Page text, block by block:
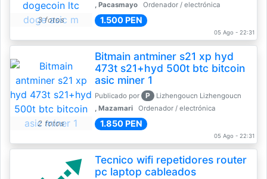
3 fotos
, Pacasmayo
Ordenador / electrónica
1.500 PEN
05 Ago - 22:31
2 fotos
Bitmain antminer s21 xp hyd
473t s21+hyd 500t btc bitcoin
asic miner 1
Publicado por P
Lizhengoucn Lizhengoucn
, Mazamari
Ordenador / electrónica
1.850 PEN
05 Ago - 22:31
Tecnico wifi repetidores router
pc laptop cableados